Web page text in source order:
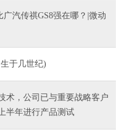
汽传祺GS8强在哪？|微动
于几世纪)
术，公司已与重要战略客户
半年进行产品测试